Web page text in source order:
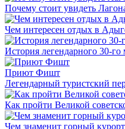
Почему стоит увидеть
Чем интересен отдых в
История легендарного 30-
Приют Фишт
Легендарный туристский
Как пройти Великой
Чем знаменит горный